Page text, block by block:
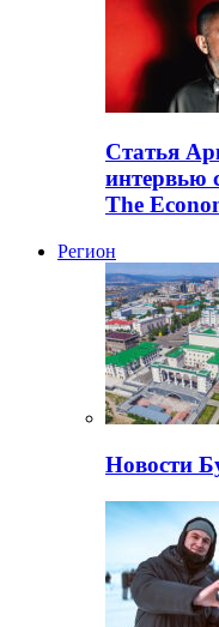
Статья
интервью
The
Регион
Новости